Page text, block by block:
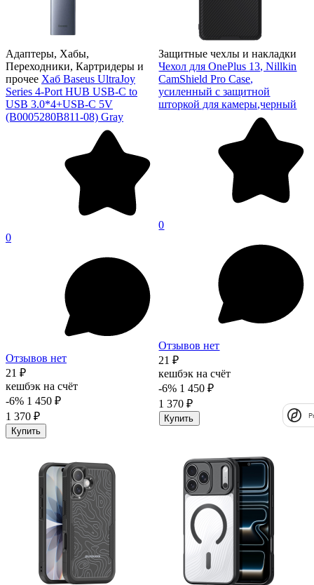
Адаптеры, Хабы,
Переходники, Картридеры и
прочее Хаб Baseus UltraJoy
Series 4-Port HUB USB-C to
USB 3.0*4+USB-C 5V
(B0005280B811-08) Gray
0
Отзывов нет
21 ₽
кешбэк на счёт
-6% 1 450 ₽
1 370 ₽
Купить
Защитные чехлы и накладки
Чехол для OnePlus 13, Nillkin
CamShield Pro Case,
усиленный с защитной
шторкой для камеры,черный
0
Отзывов нет
21 ₽
кешбэк на счёт
-6% 1 450 ₽
1 370 ₽
Купить